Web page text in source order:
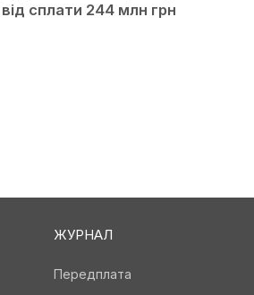
сплати 244 млн грн
ЖУРНАЛ
Передплата